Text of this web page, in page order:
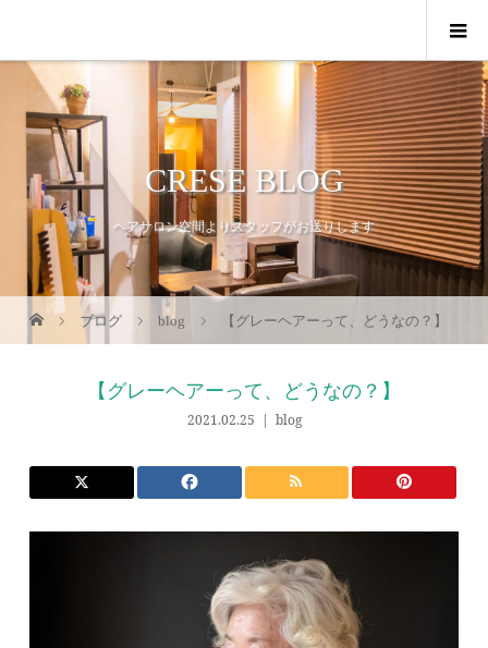
CRESE BLOG
ヘアサロン空間よりスタッフがお送りします
ブログ blog 【グレーヘアーって、どうなの？】
【グレーヘアーって、どうなの？】
2021.02.25 blog